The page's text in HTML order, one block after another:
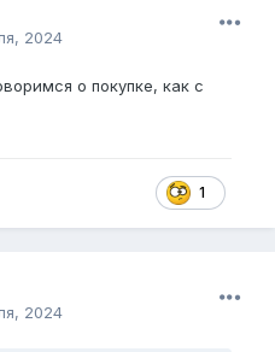
2024
о покупке, как с
1
2024